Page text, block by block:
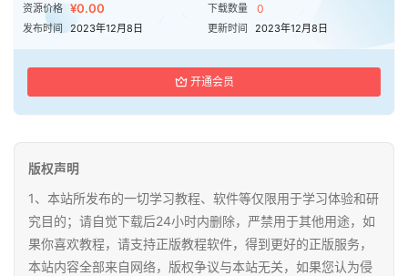
资源价格 ¥0.00 下载数量 0
发布时间 2023年12月8日 更新时间 2023年12月8日
开通会员
版权声明
1、本站所发布的一切学习教程、软件等仅限用于学习体验和研
究目的；请自觉下载后24小时内删除，严禁用于其他用途，如
果你喜欢教程，请支持正版教程软件，得到更好的正版服务，
本站内容全部来自网络，版权争议与本站无关，如果您认为侵